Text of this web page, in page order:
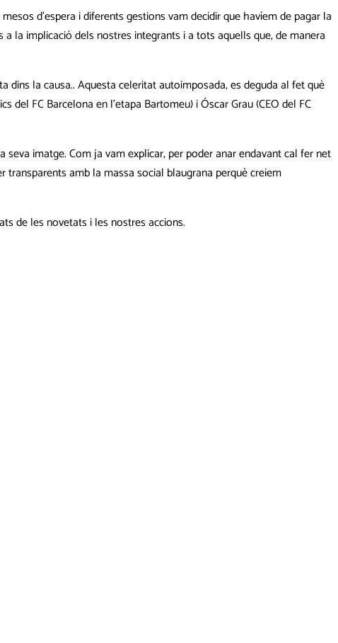
d’espera i diferents gestions vam decidir que havíem de pagar la
la implicació dels nostres integrants i a tots aquells que, de manera
la causa.. Aquesta celeritat autoimposada, es deguda al fet què
FC Barcelona en l’etapa Bartomeu) i Óscar Grau (CEO del FC
imatge. Com ja vam explicar, per poder anar endavant cal fer net
amb la massa social blaugrana perquè creiem
de les novetats i les nostres accions.